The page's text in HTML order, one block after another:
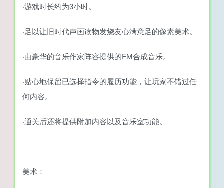
·游戏时长约为3小时。
·足以让旧时代声画读物发烧友心满意足的像素美术。
·由豪华的音乐作家阵容提供的FM合成音乐。
·贴心地保留已选择指令的履历功能，让玩家不错过任
何内容。
·通关后还将提供附加内容以及音乐室功能。
美术：